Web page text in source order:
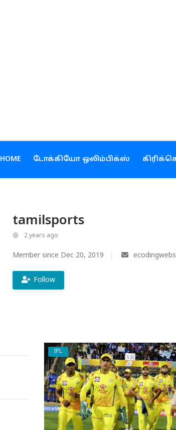
HOME டோக்கியோ ஒலிம்பிக்ஸ்
tamilsports
2 years ago
Member since Dec 20, 2019
Follow
IPL